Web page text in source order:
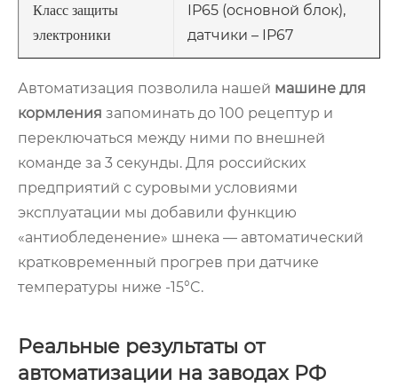
Класс защиты
электроники
IP65 (основной блок),
датчики – IP67
Автоматизация позволила нашей машине для
кормления запоминать до 100 рецептур и
переключаться между ними по внешней
команде за 3 секунды. Для российских
предприятий с суровыми условиями
эксплуатации мы добавили функцию
«антиобледенение» шнека — автоматический
кратковременный прогрев при датчике
температуры ниже -15°C.
Реальные результаты от
автоматизации на заводах РФ